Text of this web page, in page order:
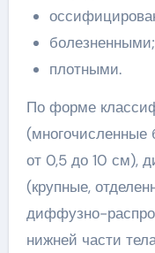
болезненными;
плотными.
По форме
(многочисленные
от 0,5 до 10 см),
(крупные,
диффузно-
нижней части